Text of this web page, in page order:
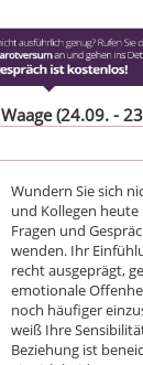
(24.09. -
Wundern Sie sich
und Kollegen
Fragen und
wenden. Ihr
recht ausgeprägt,
emotionale
noch häufiger
weiß Ihre
Beziehung ist